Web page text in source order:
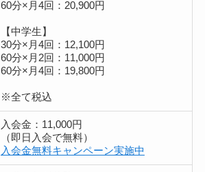
60分×月4回：20,900円
【中学生】
30分×月4回：12,100円
60分×月2回：11,000円
60分×月4回：19,800円
※全て税込
入会金：11,000円
（即日入会で無料）
入会金無料キャンペーン実施中